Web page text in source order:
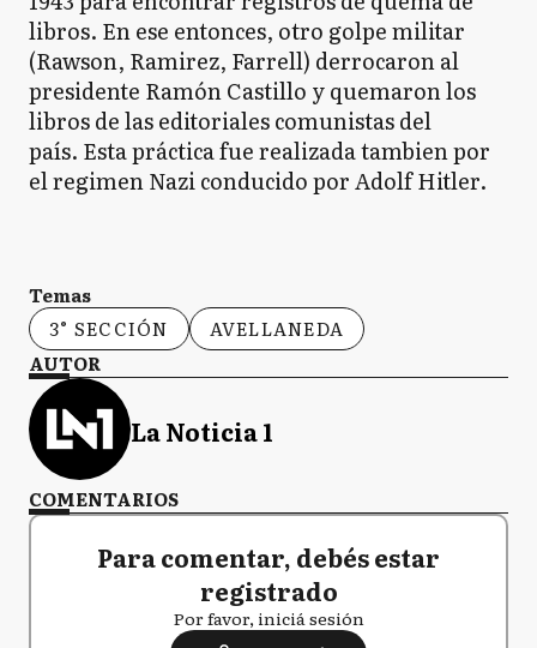
libros. En ese entonces, otro golpe militar
(Rawson, Ramirez, Farrell) derrocaron al
presidente Ramón Castillo y quemaron los
libros de las editoriales comunistas del
país. Esta práctica fue realizada tambien por
el regimen Nazi conducido por Adolf Hitler.
Temas
3° SECCIÓN
AVELLANEDA
AUTOR
La Noticia 1
COMENTARIOS
Para comentar, debés estar
registrado
Por favor, iniciá sesión